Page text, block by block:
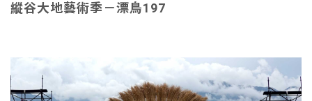
縱谷大地藝術季－漂鳥197